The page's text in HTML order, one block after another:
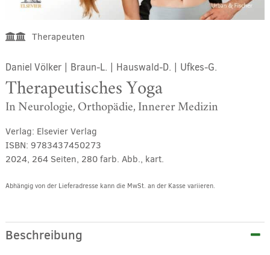
Therapeuten
Daniel Völker| Braun-L. Hauswald-D. Ufkes-G.
Therapeutisches Yoga
In Neurologie, Orthopädie, Innerer Medizin
Verlag: Elsevier Verlag
ISBN: 9783437450273
2024, 264 Seiten, 280 farb. Abb., kart.
Abhängig von der Lieferadresse kann die MwSt. an der Kasse variieren.
Beschreibung